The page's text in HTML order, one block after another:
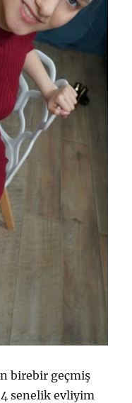
birebir geçmiş
senelik evliyim